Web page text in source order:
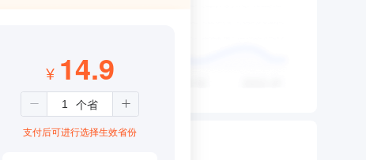
¥ 14.9
支付后可进行选择生效省份